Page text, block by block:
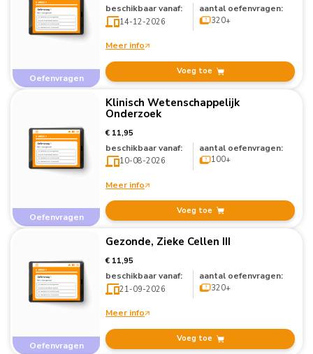
Oefenvragen
beschikbaar vanaf:
14-12-2026
aantal oefenvragen:
320+
Meer info
Voeg toe
Oefenvragen
Klinisch Wetenschappelijk
Onderzoek
€ 11,95
beschikbaar vanaf:
10-08-2026
aantal oefenvragen:
100+
Meer info
Voeg toe
Oefenvragen
Gezonde, Zieke Cellen III
€ 11,95
beschikbaar vanaf:
21-09-2026
aantal oefenvragen:
320+
Meer info
Voeg toe